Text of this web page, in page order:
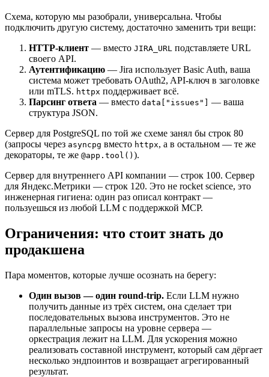
Схема, которую мы разобрали, универсальна. Чтобы
подключить другую систему, достаточно заменить три вещи:
HTTP-клиент — вместо JIRA_URL подставляете URL
своего API.
Аутентификацию — Jira использует Basic Auth, ваша
система может требовать OAuth2, API-ключ в заголовке
или mTLS. httpx поддерживает всё.
Парсинг ответа — вместо data["issues"]
— ваша
структура JSON.
Сервер для PostgreSQL по той же схеме занял бы строк 80
(запросы через asyncpg вместо httpx, а в остальном — те же
декораторы, те же @app.tool() ).
Сервер для внутреннего API компании — строк 100. Сервер
для Яндекс.Метрики — строк 120. Это не rocket science, это
инженерная гигиена: один раз описал контракт —
пользуешься из любой LLM с поддержкой MCP.
Ограничения: что стоит знать до
продакшена
Пара моментов, которые лучше осознать на берегу:
Один вызов — один round-trip. Если LLM нужно
получить данные из трёх систем, она сделает три
последовательных вызова инструментов. Это не
параллельные запросы на уровне сервера —
оркестрация лежит на LLM. Для ускорения можно
реализовать составной инструмент, который сам дёргает
несколько эндпоинтов и возвращает агрегированный
результат.